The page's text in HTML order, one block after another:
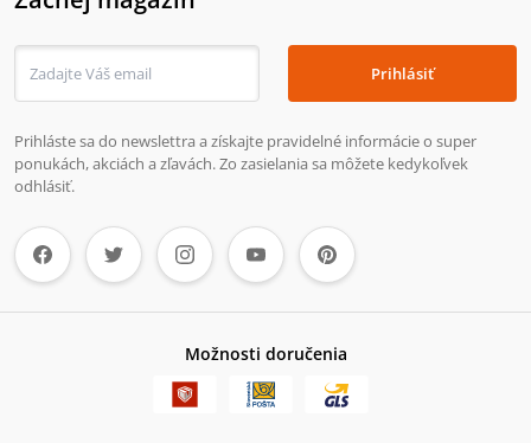
Prihlásiť
Prihláste sa do newslettra a získajte pravidelné informácie o super
ponukách, akciách a zľavách. Zo zasielania sa môžete kedykoľvek
odhlásiť.
Možnosti doručenia